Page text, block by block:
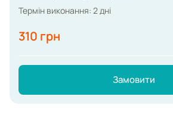
Термін виконання: 2 дні
310 грн
Замовити